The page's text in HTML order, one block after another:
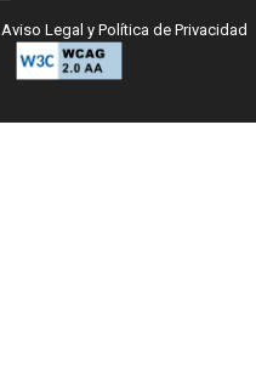
Aviso Legal y Política de Privacidad